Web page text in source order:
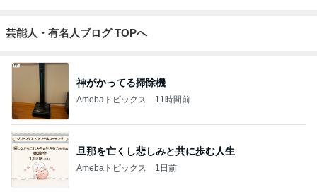
芸能人・有名人ブログ TOPへ
神がかってる掃除機
Amebaトピックス 11時間前
旦那を亡くし悲しみと共に歩む人生
Amebaトピックス 1日前